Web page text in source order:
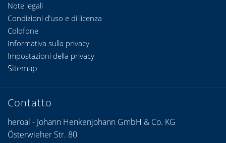
Note legali
Condizioni d’uso e di licenza
Contatto
heroal - Johann Henkenjohann GmbH & Co. KG
Österwieher Str. 80
Colofone
Informativa sulla privacy
Impostazioni della privacy
Sitemap